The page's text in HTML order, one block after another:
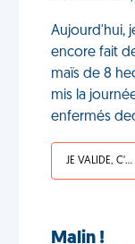
Aujourd'hui,
encore fait
maïs de 8
mis la
enfermés
JE VALIDE, C'EST UNE VDM
Malin !